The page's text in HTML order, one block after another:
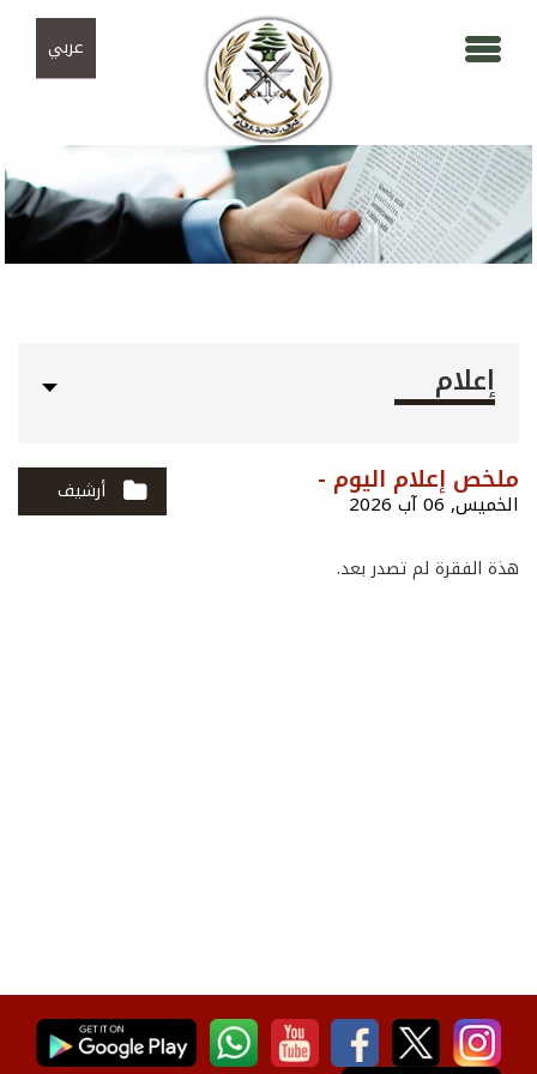
عربي
إعلام
ملخص إعلام اليوم -
الخميس, 06 آب 2026 أرشيف
هذة الفقرة لم تصدر بعد.